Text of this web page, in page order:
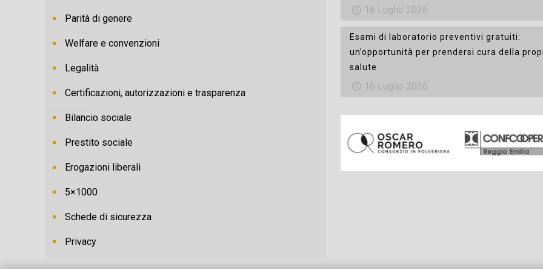
Parità di genere
Welfare e convenzioni
Legalità
Certificazioni, autorizzazioni e trasparenza
Bilancio sociale
Prestito sociale
Erogazioni liberali
5×1000
Schede di sicurezza
Privacy
16 Luglio 2026
Esami di laboratorio preventivi gratuiti:
un’opportunità per prendersi cura della
salute
16 Luglio 2026